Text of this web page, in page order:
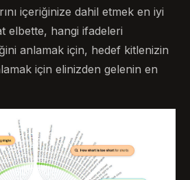
içeriğinize dahil etmek en iyi
elbette, hangi ifadeleri
anlamak için, hedef kitlenizin
için elinizden gelenin en